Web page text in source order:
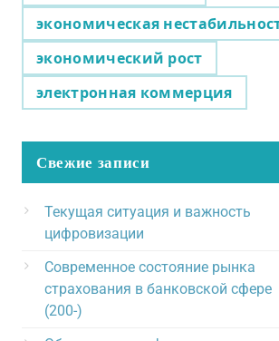
экономическая
экономический рост
электронная коммерция
Свежие записи
Текущая ситуация и важность
цифровизации
Современное состояние рынка
страхования в банковской сфере
(200-)